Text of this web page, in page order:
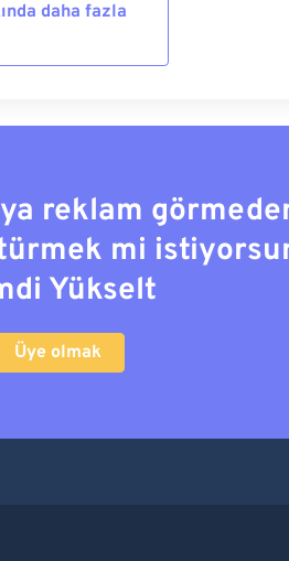
daha fazla
reklam
mi
Yükselt
Üye olmak